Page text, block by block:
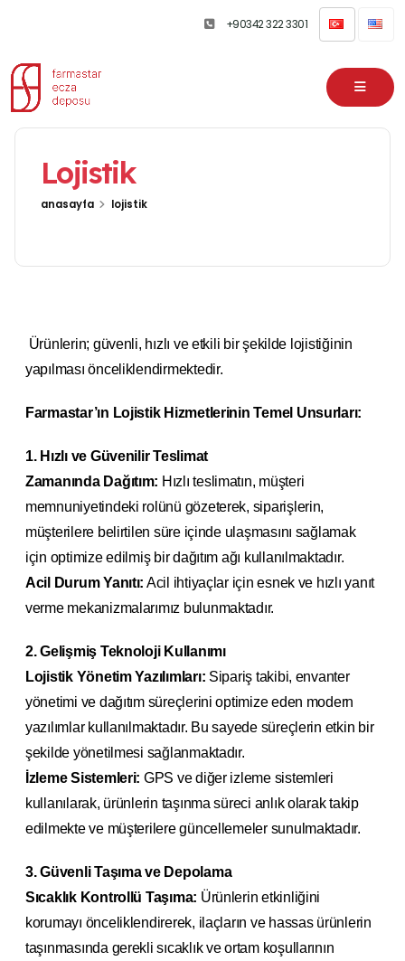
+90342 322 3301
Lojistik
anasayfa lojistik
Ürünlerin; güvenli, hızlı ve etkili bir şekilde lojistiğinin
yapılması önceliklendirmektedir.
Farmastar’ın Lojistik Hizmetlerinin Temel Unsurları:
1. Hızlı ve Güvenilir Teslimat
Zamanında Dağıtım: Hızlı teslimatın, müşteri
memnuniyetindeki rolünü gözeterek, siparişlerin,
müşterilere belirtilen süre içinde ulaşmasını sağlamak
için optimize edilmiş bir dağıtım ağı kullanılmaktadır.
Acil Durum Yanıtı: Acil ihtiyaçlar için esnek ve hızlı yanıt
verme mekanizmalarımız bulunmaktadır.
2. Gelişmiş Teknoloji Kullanımı
Lojistik Yönetim Yazılımları: Sipariş takibi, envanter
yönetimi ve dağıtım süreçlerini optimize eden modern
yazılımlar kullanılmaktadır. Bu sayede süreçlerin etkin bir
şekilde yönetilmesi sağlanmaktadır.
İzleme Sistemleri: GPS ve diğer izleme sistemleri
kullanılarak, ürünlerin taşınma süreci anlık olarak takip
edilmekte ve müşterilere güncellemeler sunulmaktadır.
3. Güvenli Taşıma ve Depolama
Sıcaklık Kontrollü Taşıma: Ürünlerin etkinliğini
korumayı önceliklendirerek, ilaçların ve hassas ürünlerin
taşınmasında gerekli sıcaklık ve ortam koşullarının